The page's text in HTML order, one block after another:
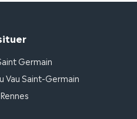
Germain
Vau Saint-Germain